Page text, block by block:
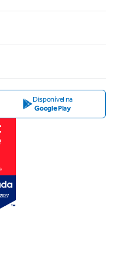
Disponível na
Google Play